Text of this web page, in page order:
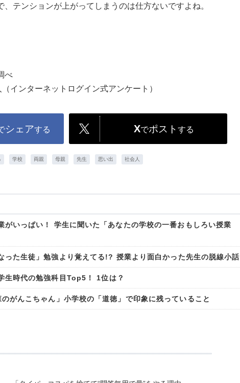
テンションが上がってしまうのは仕方ないですよね。
べ
インターネットログイン式アンケート）
シェアする Xでポスト する
学校 両親 母親 先生 思い出 社会人
がいっぱい！ 学生に聞いた「あなたの学校の一番おもしろい授業
った生徒」勉強より覚えてる!? 授業より面白かった先生の脱線小話
生時代の勉強科目Top5！ 1位は？
のがんこちゃん」小学校の「道徳」で印象に残っていること